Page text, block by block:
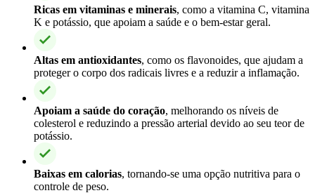
Ricas em vitaminas e minerais, como a vitamina C, vitamina
K e potássio, que apoiam a saúde e o bem-estar geral.
Altas em antioxidantes, como os flavonoides, que ajudam a
proteger o corpo dos radicais livres e a reduzir a inflamação.
Apoiam a saúde do coração, melhorando os níveis de
colesterol e reduzindo a pressão arterial devido ao seu teor de
potássio.
Baixas em calorias, tornando-se uma opção nutritiva para o
controle de peso.